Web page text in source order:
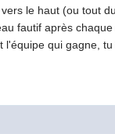
le haut (ou tout
fautif après chaque
qui gagne,